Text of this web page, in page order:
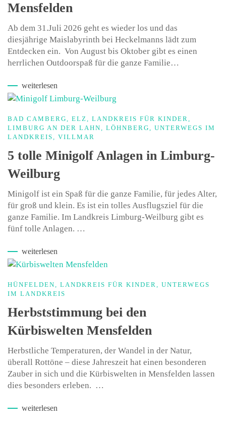
Mensfelden
Ab dem 31.Juli 2026 geht es wieder los und das
diesjährige Maislabyrinth bei Heckelmanns lädt zum
Entdecken ein. Von August bis Oktober gibt es einen
herrlichen Outdoorspaß für die ganze Familie…
weiterlesen
BAD CAMBERG, ELZ, LANDKREIS FÜR KINDER,
LIMBURG AN DER LAHN, LÖHNBERG, UNTERWEGS IM
LANDKREIS, VILLMAR
5 tolle Minigolf Anlagen in Limburg-
Weilburg
Minigolf ist ein Spaß für die ganze Familie, für jedes Alter,
für groß und klein. Es ist ein tolles Ausflugsziel für die
ganze Familie. Im Landkreis Limburg-Weilburg gibt es
fünf tolle Anlagen. …
weiterlesen
HÜNFELDEN, LANDKREIS FÜR KINDER, UNTERWEGS
IM LANDKREIS
Herbststimmung bei den
Kürbiswelten Mensfelden
Herbstliche Temperaturen, der Wandel in der Natur,
überall Rottöne – diese Jahreszeit hat einen besonderen
Zauber in sich und die Kürbiswelten in Mensfelden lassen
dies besonders erleben. …
weiterlesen